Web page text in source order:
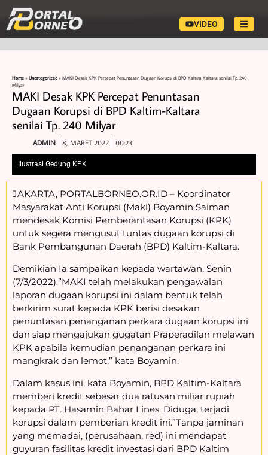
VIDEO
Home » Uncategorized » MAKI Desak KPK Percepat Penuntasan Dugaan Korupsi di BPD Kaltim-Kaltara senilai Tp. 240
Milyar
MAKI Desak KPK Percepat Penuntasan
Dugaan Korupsi di BPD Kaltim-Kaltara
senilai Tp. 240 Milyar
ADMIN 8, MARET 2022 00:23
Ilustrasi Gedung KPK
JAKARTA, PORTALBORNEO.OR.ID – Koordinator
Masyarakat Anti Korupsi (Maki) Boyamin Saiman
mendesak Komisi Pemberantasan Korupsi (KPK)
untuk segera mengusut tuntas dugaan korupsi di
Bank Pembangunan Daerah (BPD) Kaltim-Kaltara.
Demikian Ia sampaikan kepada wartawan, Senin
(7/3/2022).”MAKI telah melakukan pengawalan
laporan dugaan korupsi ini dalam bentuk telah
berkirim surat kepada KPK berisi desakan
penuntasan penanganan perkara dugaan korupsi ini
dan siap mengajukan gugatan Praperadilan melawan
KPK apabila kemudian penanganan perkara ini
mangkrak dan lemot,” kata Boyamin.
Dalam kasus ini, kata Boyamin, BPD Kaltim-Kaltara
memberi kredit sebesar dua ratusan miliar rupiah
kepada PT. Hasamin Bahar Lines. Diduga, terjadi
korupsi dalam pemberian kredit ini.”Tanpa jaminan
yang memadai, (perusahaan, red) ini mendapat
guyuran fasilitas kredit investasi dari BPD Kaltim